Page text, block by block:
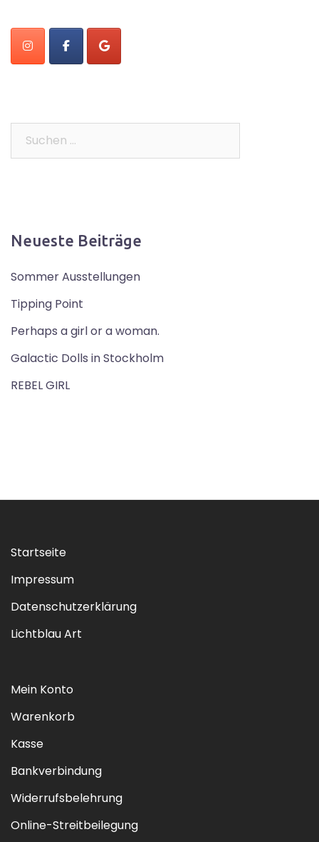
Suchen
Neueste Beiträge
Sommer Ausstellungen
Tipping Point
Perhaps a girl or a woman.
Galactic Dolls in Stockholm
REBEL GIRL
Startseite
Impressum
Datenschutzerklärung
Lichtblau Art
Mein Konto
Warenkorb
Kasse
Bankverbindung
Widerrufsbelehrung
Online-Streitbeilegung